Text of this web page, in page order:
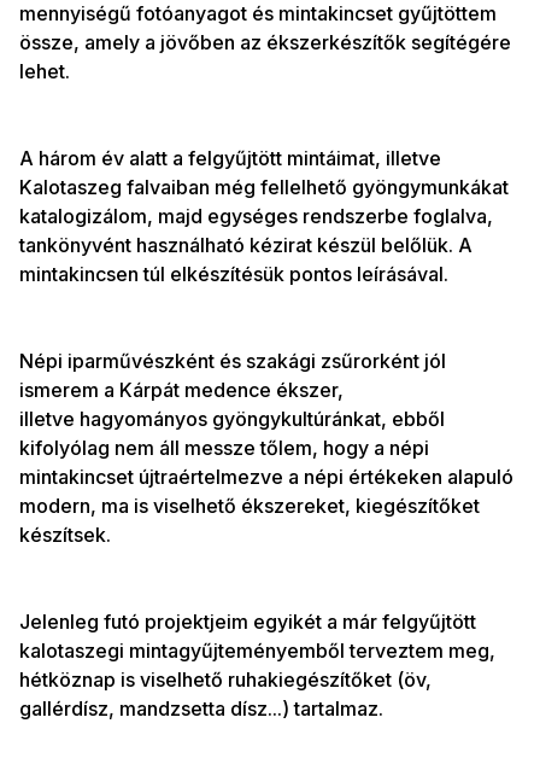
mennyiségű fotóanyagot és mintakincset gyűjtöttem
össze, amely a jövőben az ékszerkészítők segítégére
lehet.
A három év alatt a felgyűjtött mintáimat, illetve
Kalotaszeg falvaiban még fellelhető gyöngymunkákat
katalogizálom, majd egységes rendszerbe foglalva,
tankönyvént használható kézirat készül belőlük. A
mintakincsen túl elkészítésük pontos leírásával.
Népi iparművészként és szakági zsűrorként jól
ismerem a Kárpát medence ékszer,
illetve hagyományos gyöngykultúránkat, ebből
kifolyólag nem áll messze tőlem, hogy a népi
mintakincset újtraértelmezve a népi értékeken alapuló
modern, ma is viselhető ékszereket, kiegészítőket
készítsek.
Jelenleg futó projektjeim egyikét a már felgyűjtött
kalotaszegi mintagyűjteményemből terveztem meg,
hétköznap is viselhető ruhakiegészítőket (öv,
gallérdísz, mandzsetta dísz...) tartalmaz.